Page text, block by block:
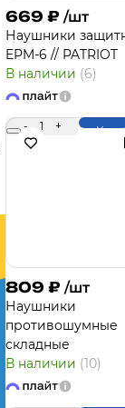
669 ₽ /шт
Наушники
EPM-6 // PATRIOT
В наличии (6)
- 1 +
809 ₽ /шт
Наушники
противошумные
складные
В наличии (10)